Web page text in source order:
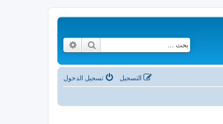
بحث
تسجيل الدخول التسجيل